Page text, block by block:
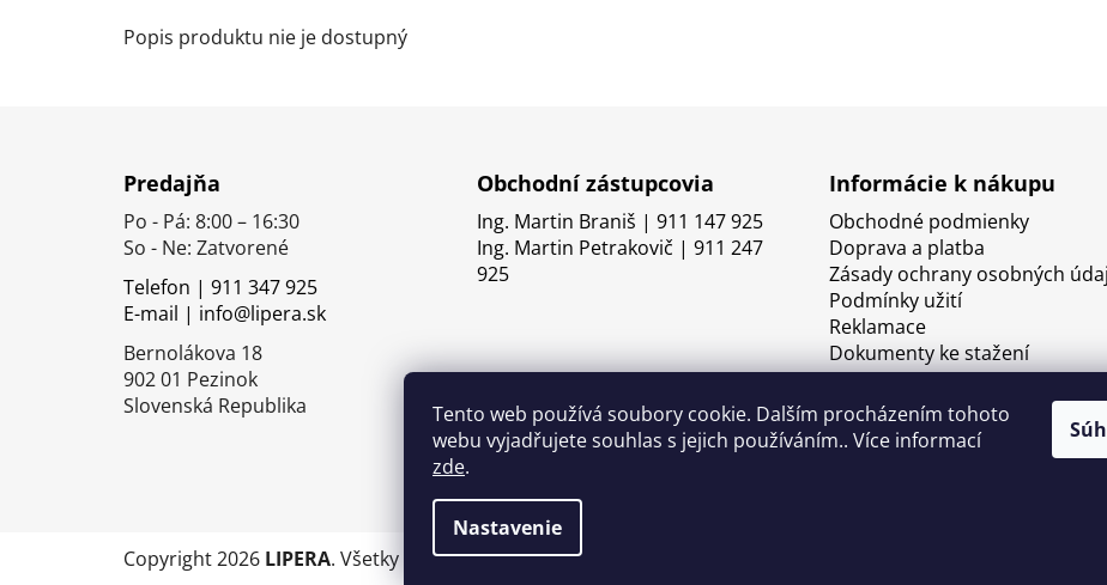
Tento web používá soubory cookie. Dalším procházením tohoto
webu vyjadřujete souhlas s jejich používáním.. Více informací
zde.
Nastavenie
Popis produktu nie je dostupný
Predajňa
Po - Pá: 8:00 – 16:30
So - Ne: Zatvorené
Telefon | 911 347 925
E-mail | info@lipera.sk
Bernolákova 18
902 01 Pezinok
Slovenská Republika
Obchodní zástupcovia
Ing. Martin Braniš | 911 147 925
Ing. Martin Petrakovič | 911 247
925
Informácie k nákupu
Obchodné podmienky
Doprava a platba
Zásady ochrany osobných
Podmínky užití
Reklamace
Dokumenty ke stažení
Copyright 2026 LIPERA. Všetky práva vyhradené.